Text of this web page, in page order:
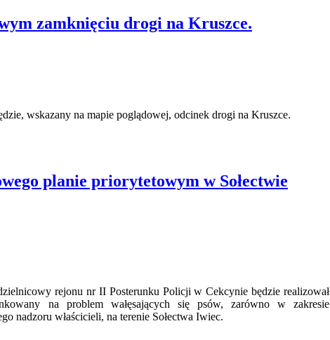
zamknięciu drogi na Kruszce.
wskazany na mapie poglądowej, odcinek drogi na Kruszce.
planie priorytetowym w Sołectwie
rejonu nr II Posterunku Policji w Cekcynie będzie realizował
na problem wałęsających się psów, zarówno w zakresie
nadzoru właścicieli, na terenie Sołectwa Iwiec.